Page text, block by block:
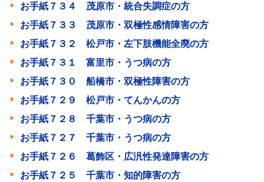
お手紙７３４ 茂原市・統合失調症の方
お手紙７３３ 茂原市・双極性感情障害の方
お手紙７３２ 松戸市・左下肢機能全廃の方
お手紙７３１ 富里市・うつ病の方
お手紙７３０ 船橋市・双極性障害の方
お手紙７２９ 松戸市・てんかんの方
お手紙７２８ 千葉市・うつ病の方
お手紙７２７ 千葉市・うつ病の方
お手紙７２６ 葛飾区・広汎性発達障害の方
お手紙７２５ 千葉市・知的障害の方